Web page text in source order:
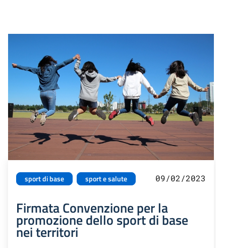
sport di base sport e salute 09/02/2023
Firmata Convenzione per la
promozione dello sport di base
nei territori